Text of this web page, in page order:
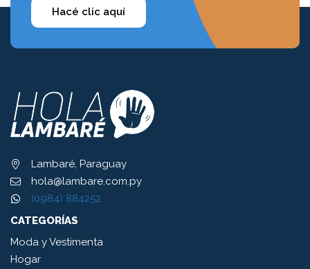
Hacé clic aquí
Lambaré, Paraguay
hola@lambare.com.py
(0984) 884252
CATEGORÍAS
Moda y Vestimenta
Hogar